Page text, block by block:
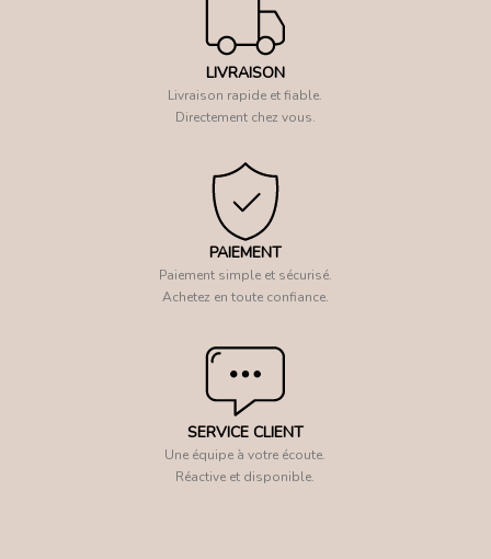
LIVRAISON
Livraison rapide et fiable.
Directement chez vous.
PAIEMENT
Paiement simple et sécurisé.
Achetez en toute confiance.
SERVICE CLIENT
Une équipe à votre écoute.
Réactive et disponible.